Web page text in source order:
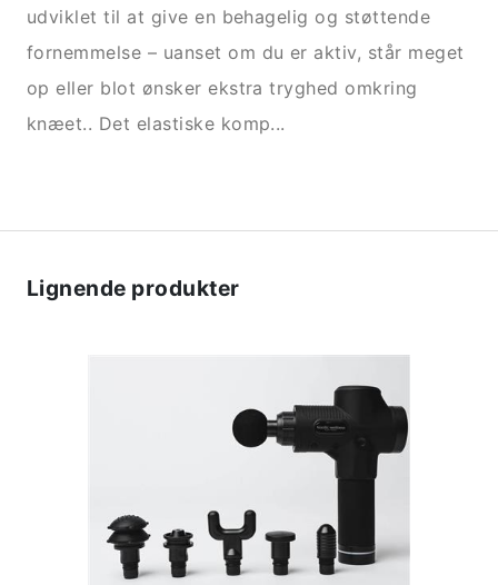
udviklet til at give en behagelig og støttende
fornemmelse – uanset om du er aktiv, står meget
op eller blot ønsker ekstra tryghed omkring
knæet.. Det elastiske komp...
Lignende produkter